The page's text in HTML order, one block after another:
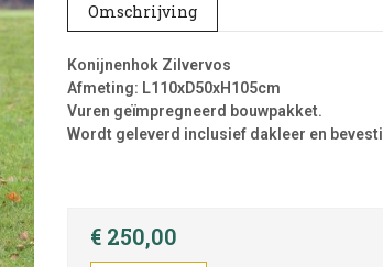
Omschrijving
Konijnenhok Zilvervos
Afmeting: L110xD50xH105cm
Vuren geïmpregneerd bouwpakket.
Wordt geleverd inclusief dakleer en
€ 250,00